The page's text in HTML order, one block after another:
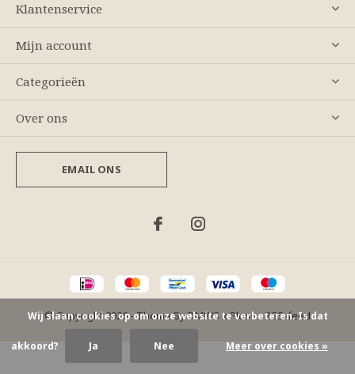
Klantenservice
Mijn account
Categorieën
Over ons
EMAIL ONS
© Copyright2026- Theme ByDMWS xPlus+-RSS-feed
Wij slaan cookies op om onze website te verbeteren. Is dat
akkoord? Ja Nee Meer over cookies »